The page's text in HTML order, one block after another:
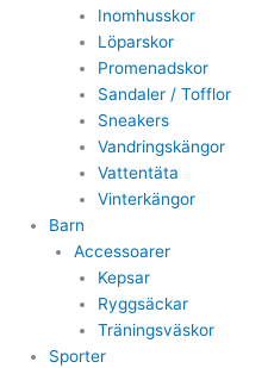
Inomhusskor
Löparskor
Promenadskor
Sandaler / Tofflor
Sneakers
Vandringskängor
Vattentäta
Vinterkängor
Barn
Accessoarer
Kepsar
Ryggsäckar
Träningsväskor
Sporter